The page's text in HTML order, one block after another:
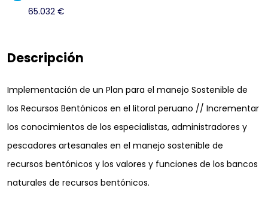
65.032 €
Descripción
Implementación de un Plan para el manejo Sostenible de
los Recursos Bentónicos en el litoral peruano // Incrementar
los conocimientos de los especialistas, administradores y
pescadores artesanales en el manejo sostenible de
recursos bentónicos y los valores y funciones de los bancos
naturales de recursos bentónicos.